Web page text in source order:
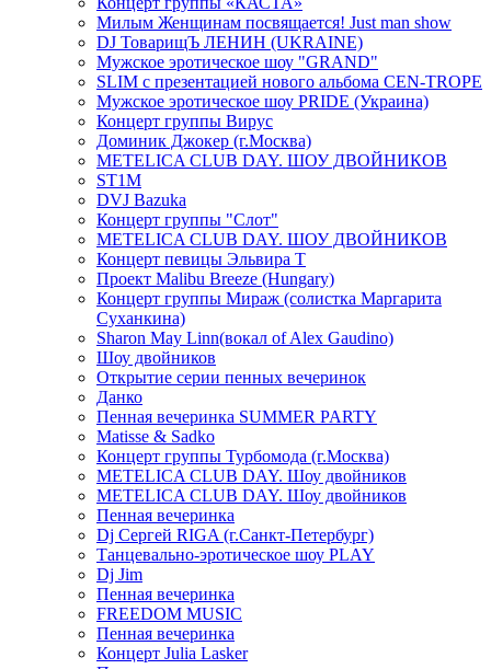
Милым Женщинам посвящается! Just man show
DJ ТоварищЪ ЛЕНИН (UKRAINE)
Мужское эротическое шоу "GRAND"
SLIM с презентацией нового альбома CEN-TROPE
Мужское эротическое шоу PRIDE (Украина)
Концерт группы Вирус
Доминик Джокер (г.Москва)
METELICA CLUB DAY. ШОУ ДВОЙНИКОВ
ST1M
DVJ Bazuka
Концерт группы "Слот"
METELICA CLUB DAY. ШОУ ДВОЙНИКОВ
Концерт певицы Эльвира Т
Проект Malibu Breeze (Hungary)
Концерт группы Мираж (солистка Маргарита
Суханкина)
Sharon May Linn(вокал of Alex Gaudino)
Шоу двойников
Открытие серии пенных вечеринок
Данко
Пенная вечеринка SUMMER PARTY
Matisse & Sadko
Концерт группы Турбомода (г.Москва)
METELICA CLUB DAY. Шоу двойников
METELICA CLUB DAY. Шоу двойников
Пенная вечеринка
Dj Сергей RIGA (г.Санкт-Петербург)
Танцевально-эротическое шоу PLAY
Dj Jim
Пенная вечеринка
FREEDOM MUSIC
Пенная вечеринка
Концерт Julia Lasker